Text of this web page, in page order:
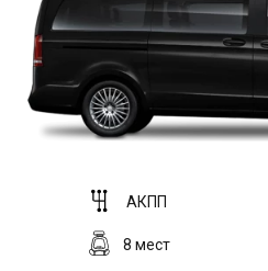
АКПП
8 мест